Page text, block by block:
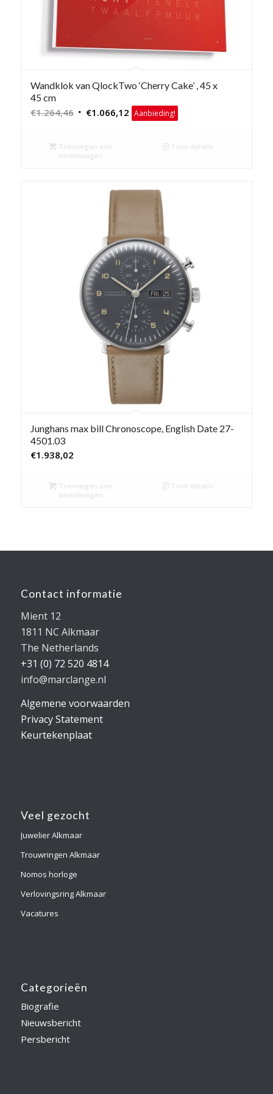
Wandklok van QlockTwo ‘Cherry Cake’ , 45 x
45 cm
€1.264,46 Oorspronkelijke
€1.264,46.
€1.066,12Huidige
Aanbieding!
Toevoegen aan
winkelwagen
Toon details
Junghans max bill Chronoscope, English Date 27-
4501.03
€1.938,02
Toevoegen aan
winkelwagen
Toon details
Contact informatie
Mient 12
1811 NC Alkmaar
The Netherlands
+31 (0) 72 520 4814
info@marclange.nl
Algemene voorwaarden
Privacy Statement
Keurtekenplaat
Veel gezocht
Juwelier Alkmaar
Trouwringen Alkmaar
Nomos horloge
Verlovingsring Alkmaar
Vacatures
Categorieën
Biografie
Nieuwsbericht
Persbericht